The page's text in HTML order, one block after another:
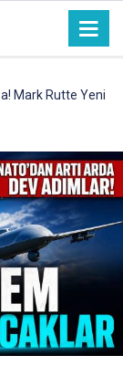
Mark Rutte Yeni